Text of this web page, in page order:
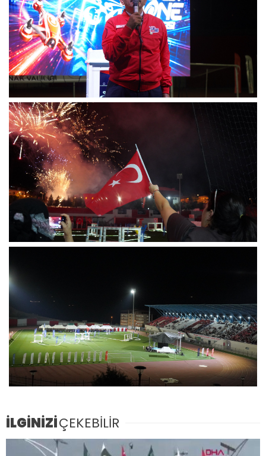
İLGİNİZİÇEKEBİLİR